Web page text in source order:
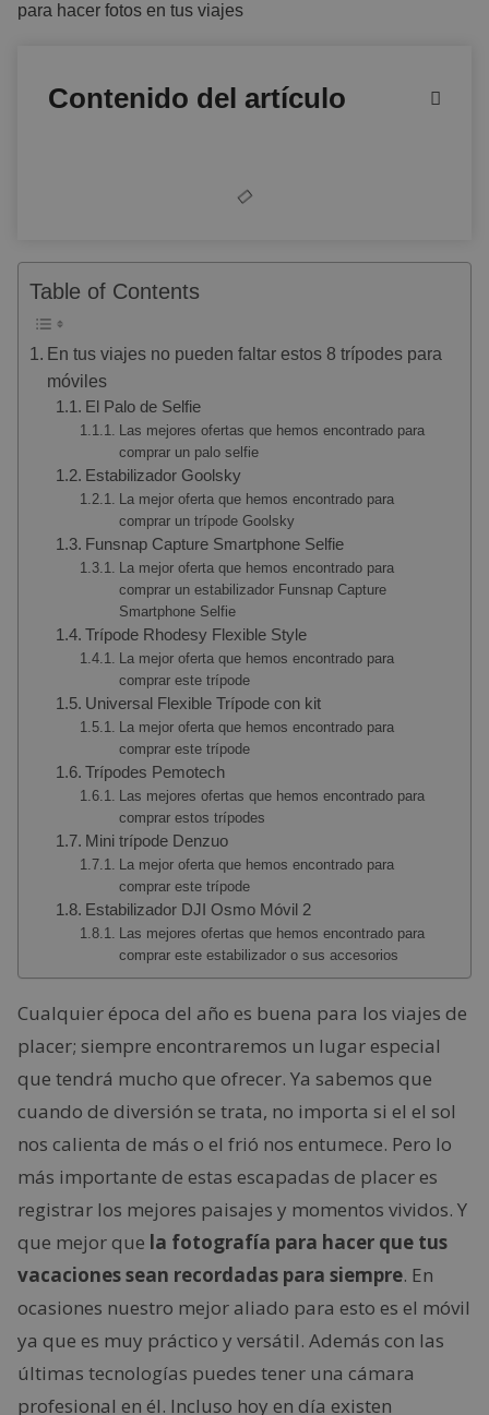
para hacer fotos en tus viajes
Contenido del artículo
Table of Contents
En tus viajes no pueden faltar estos 8 trípodes para
móviles
El Palo de Selfie
Las mejores ofertas que hemos encontrado para
comprar un palo selfie
Estabilizador Goolsky
La mejor oferta que hemos encontrado para
comprar un trípode Goolsky
Funsnap Capture Smartphone Selfie
La mejor oferta que hemos encontrado para
comprar un estabilizador Funsnap Capture
Smartphone Selfie
Trípode Rhodesy Flexible Style
La mejor oferta que hemos encontrado para
comprar este trípode
Universal Flexible Trípode con kit
La mejor oferta que hemos encontrado para
comprar este trípode
Trípodes Pemotech
Las mejores ofertas que hemos encontrado para
comprar estos trípodes
Mini trípode Denzuo
La mejor oferta que hemos encontrado para
comprar este trípode
Estabilizador DJI Osmo Móvil 2
Las mejores ofertas que hemos encontrado para
comprar este estabilizador o sus accesorios
Cualquier época del año es buena para los viajes de
placer; siempre encontraremos un lugar especial
que tendrá mucho que ofrecer. Ya sabemos que
cuando de diversión se trata, no importa si el el sol
nos calienta de más o el frió nos entumece. Pero lo
más importante de estas escapadas de placer es
registrar los mejores paisajes y momentos vividos. Y
que mejor que la fotografía para hacer que tus
vacaciones sean recordadas para siempre. En
ocasiones nuestro mejor aliado para esto es el móvil
ya que es muy práctico y versátil. Además con las
últimas tecnologías puedes tener una cámara
profesional en él. Incluso hoy en día existen